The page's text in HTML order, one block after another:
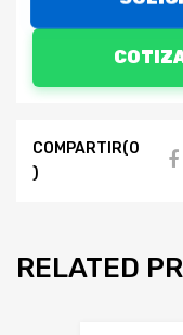
COMPARTIR(0
)
RELATED